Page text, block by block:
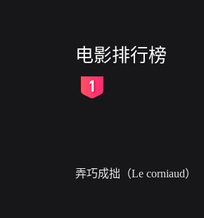
电影排行榜
弄巧成拙（Le corniaud）